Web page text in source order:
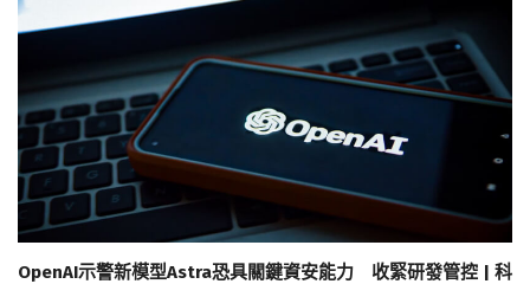
OpenAI示警新模型Astra恐具關鍵資安能力 收緊研發管控 | 科